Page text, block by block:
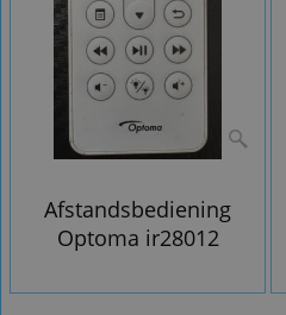
Afstandsbediening
Optoma ir28012